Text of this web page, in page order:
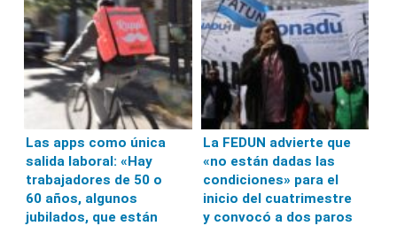
Las apps como única
salida laboral: «Hay
trabajadores de 50 o
60 años, algunos
jubilados, que están
La FEDUN advierte que
«no están dadas las
condiciones» para el
inicio del cuatrimestre
y convocó a dos paros